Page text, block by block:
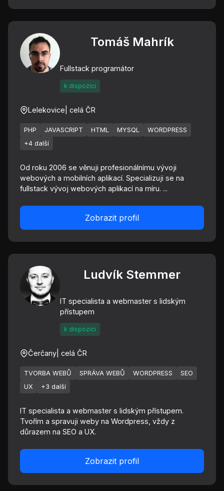
Tomáš Mahrík
Fullstack programátor
k dispozici
Lelekovice | celá ČR
PHP JAVASCRIPT HTML MYSQL
WORDPRESS
+4 další
Od roku 2006 se věnuji profesionálnímu vývoji
webových a mobilních aplikací. Specializuji se na
fullstack vývoj webových aplikací na míru. ...
Zobrazit profil
Ludvík Stemmer
IT specialista a webmaster s lidským
přístupem
k dispozici
Čerčany | celá ČR
TVORBA WEBŮ SPRÁVA WEBŮ WORDPRESS
SEO
UX
+3 další
IT specialista a webmaster s lidským přístupem.
Tvořím a spravuji weby na Wordpress, vždy z
důrazem na SEO a UX.
Zobrazit profil